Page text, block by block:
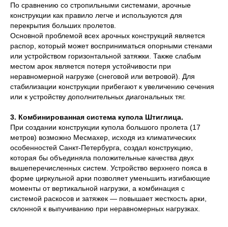
По сравнению со стропильными системами, арочные
конструкции как правило легче и используются для
перекрытия больших пролетов.
Основной проблемой всех арочных конструкций является
распор, который может восприниматься опорными стенами
или устройством горизонтальной затяжки. Также слабым
местом арок является потеря устойчивости при
неравномерной нагрузке (снеговой или ветровой). Для
стабилизации конструкции прибегают к увеличению сечения
или к устройству дополнительных диагональных тяг.
3. Комбинированная система купола Штиглица.
При создании конструкции купола большого пролета (17
метров) возможно Месмахер, исходя из климатических
особенностей Санкт-Петербурга, создал конструкцию,
которая бы объединяла положительные качества двух
вышеперечисленных систем. Устройство верхнего пояса в
форме циркульной арки позволяет уменьшить изгибающие
моменты от вертикальной нагрузки, а комбинация с
системой раскосов и затяжек — повышает жесткость арки,
склонной к выпучиванию при неравномерных нагрузках.